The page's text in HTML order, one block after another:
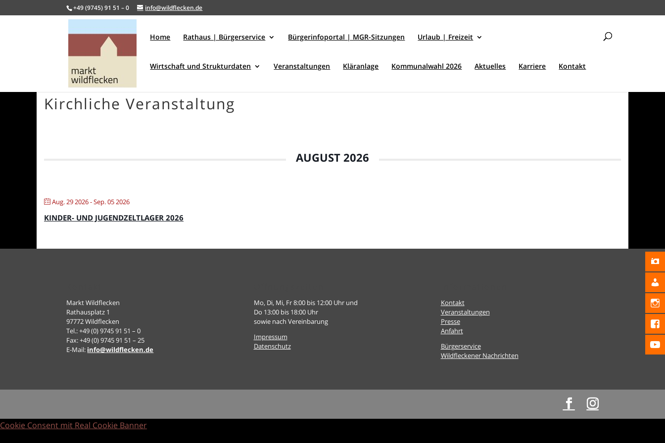
+49 (9745) 91 51 – 0 info@wildflecken.de
Home Rathaus | Bürgerservice Bürgerinfoportal | MGR-Sitzungen Urlaub | Freizeit
Wirtschaft und Strukturdaten Veranstaltungen Kläranlage Kommunalwahl 2026 Aktuelles Karriere Kontakt
Kirchliche Veranstaltung
AUGUST 2026
Aug. 29 2026- Sep. 05 2026
KINDER- UND JUGENDZELTLAGER 2026
Markt Wildflecken
Rathausplatz 1
97772 Wildflecken
Tel.: +49 (0) 9745 91 51 – 0
Fax: +49 (0) 9745 91 51 – 25
E-Mail: info@wildflecken.de
Mo, Di, Mi, Fr 8:00 bis 12:00 Uhr und
Do 13:00 bis 18:00 Uhr
sowie nach Vereinbarung
Impressum
Datenschutz
Kontakt
Veranstaltungen
Presse
Anfahrt
Bürgerservice
Wildfleckener Nachrichten
Cookie Consent mit Real Cookie Banner